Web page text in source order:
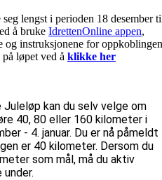
lengst i perioden 18 desember
å bruke IdrettenOnline appen,
og instruksjonene for oppkoblingen
løpet ved å klikke her
kan du selv velge om
40, 80 eller 160 kilometer i
- 4. januar. Du er nå påmeldt
er 40 kilometer. Dersom du
som mål, må du aktiv